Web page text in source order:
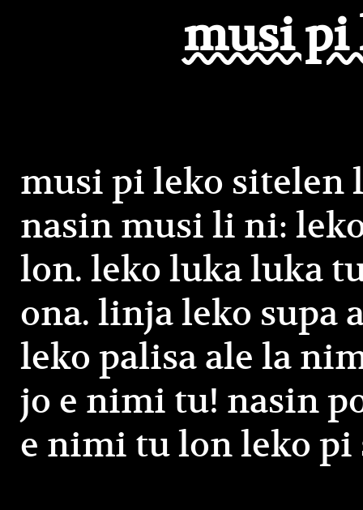
musi pi
musi pi leko sitelen
nasin musi li ni:
lon. leko luka luka
ona. linja leko supa
leko palisa ale la
jo e nimi tu! nasin
e nimi tu lon leko pi